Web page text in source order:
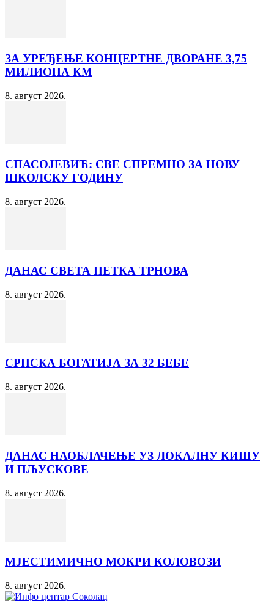
ЗА УРЕЂЕЊЕ КОНЦЕРТНЕ ДВОРАНЕ 3,75
МИЛИОНА КМ
8. август 2026.
СПАСОЈЕВИЋ: СВЕ СПРЕМНО ЗА НОВУ
ШКОЛСКУ ГОДИНУ
8. август 2026.
ДАНАС СВЕТА ПЕТКА ТРНОВА
8. август 2026.
СРПСКА БОГАТИЈА ЗА 32 БЕБЕ
8. август 2026.
ДАНАС НАОБЛАЧЕЊЕ УЗ ЛОКАЛНУ КИШУ
И ПЉУСКОВЕ
8. август 2026.
МЈЕСТИМИЧНО МОКРИ КОЛОВОЗИ
8. август 2026.